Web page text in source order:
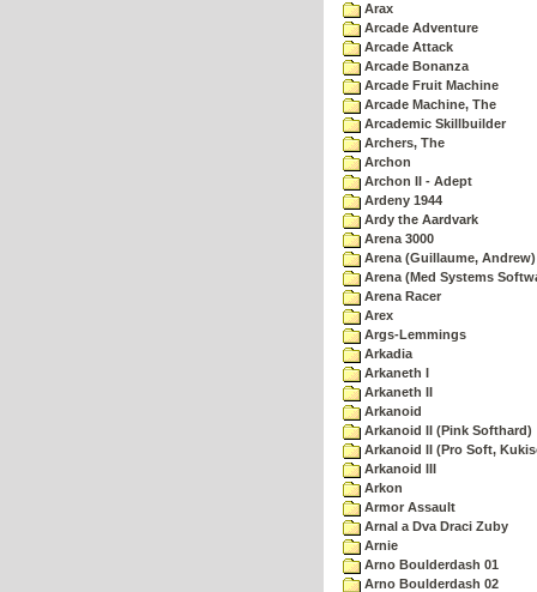
Arax
Arcade Adventure
Arcade Attack
Arcade Bonanza
Arcade Fruit Machine
Arcade Machine, The
Arcademic Skillbuilder
Archers, The
Archon
Archon II - Adept
Ardeny 1944
Ardy the Aardvark
Arena 3000
Arena (Guillaume, Andrew)
Arena (Med Systems
Arena Racer
Arex
Args-Lemmings
Arkadia
Arkaneth I
Arkaneth II
Arkanoid
Arkanoid II (Pink Softhard)
Arkanoid II (Pro Soft,
Arkanoid III
Arkon
Armor Assault
Arnal a Dva Draci Zuby
Arnie
Arno Boulderdash 01
Arno Boulderdash 02